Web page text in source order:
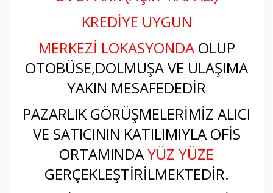
KREDİYE UYGUN
MERKEZİ LOKASYONDAOLUP
OTOBÜSE,DOLMUŞA VE ULAŞIMA
YAKIN MESAFEDEDİR
PAZARLIK GÖRÜŞMELERİMİZ ALICI
VE SATICININ KATILIMIYLA OFİS
ORTAMINDAYÜZ YÜZE
GERÇEKLEŞTİRİLMEKTEDİR.